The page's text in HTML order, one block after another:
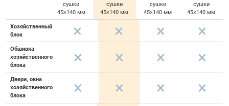
сушки
45×140 мм
сушки
45×140 мм
сушки
45×140 мм
сушки
45×140 мм
Хозяйственный
блок
Обшивка
хозяйственного
блока
Двери, окна
хозяйственного
блока